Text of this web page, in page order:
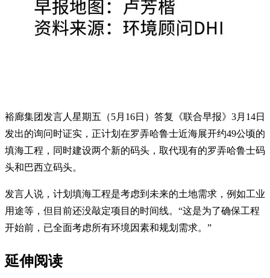
裕廊集团发言人星期五（5月16日）答复《联合早报》3月14日
发出的询问时证实，正计划在罗弄哈鲁士近海展开约49公顷的
填海工程，同时建设两个新的码头，取代现有的罗弄哈鲁士码
头和巴西立码头。
发言人说，计划填海工程是考虑到未来的土地需求，例如工业
用途等，但目前还没敲定项目的时间线。“这是为了确保工程
开始前，已全面考虑所有环境因素和规划需求。”
延伸阅读